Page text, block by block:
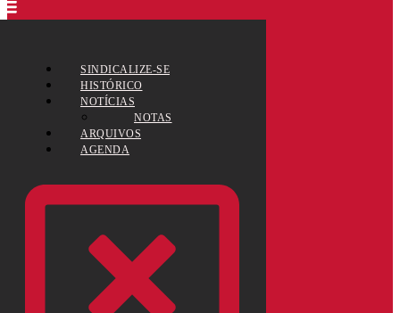
SINDICALIZE-SE
HISTÓRICO
NOTÍCIAS
NOTAS
ARQUIVOS
AGENDA